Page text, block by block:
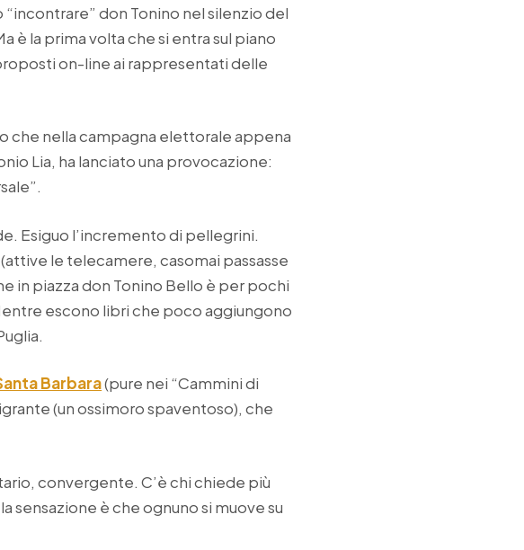
don Tonino nel silenzio del
è la prima volta che si entra sul piano
on-line ai rappresentati delle
che nella campagna elettorale appena
Lia, ha lanciato una provocazione:
Esiguo l’incremento di pellegrini.
le telecamere, casomai passasse
in piazza don Tonino Bello è per pochi
escono libri che poco aggiungono
Barbara(pure nei “Cammini di
(un ossimoro spaventoso), che
convergente. C’è chi chiede più
sensazione è che ognuno si muove su